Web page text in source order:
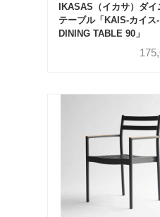
IKASAS（イカサ）ダイ
テーブル「KAIS-カイス-
DINING TABLE 90」